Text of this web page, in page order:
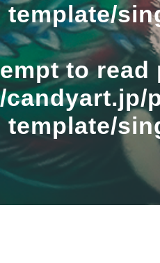
template/
to
template/